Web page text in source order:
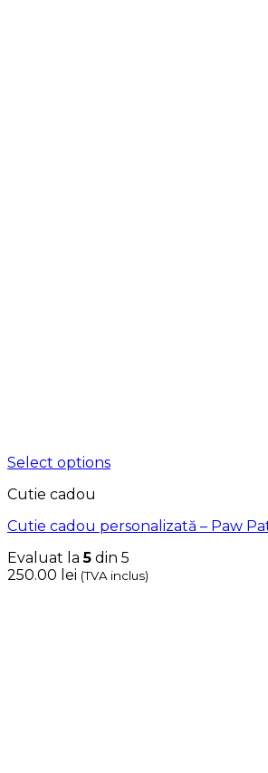
Select options
Cutie cadou
Cutie cadou personalizată – Paw
Evaluat la5 din 5
250.00 lei (TVA inclus)